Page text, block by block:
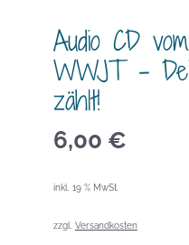
Audio CD vom
WWJT –
zählt!
6,00 €
inkl. 19 % MwSt.
zzgl. Versandkosten